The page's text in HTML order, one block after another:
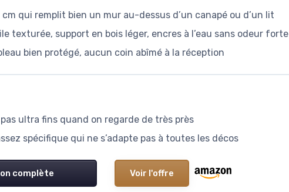
qui remplit bien un mur au-dessus d’un canapé ou d’un lit
texturée, support en bois léger, encres à l’eau sans odeur forte
bien protégé, aucun coin abîmé à la réception
ultra fins quand on regarde de très près
spécifique qui ne s’adapte pas à toutes les décos
complète Voir l'offre